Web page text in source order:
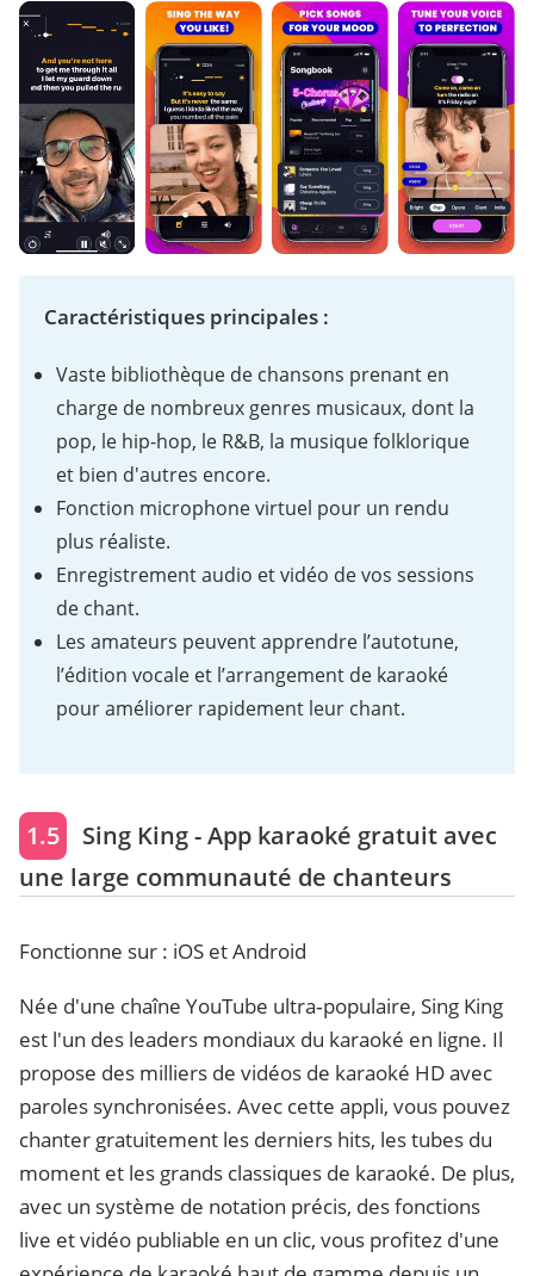
Caractéristiques principales :
Vaste bibliothèque de chansons prenant en
charge de nombreux genres musicaux, dont la
pop, le hip-hop, le R&B, la musique folklorique
et bien d'autres encore.
Fonction microphone virtuel pour un rendu
plus réaliste.
Enregistrement audio et vidéo de vos sessions
de chant.
Les amateurs peuvent apprendre l’autotune,
l’édition vocale et l’arrangement de karaoké
pour améliorer rapidement leur chant.
1.5
Sing King - App karaoké gratuit avec
une large communauté de chanteurs
Fonctionne sur : iOS et Android
Née d'une chaîne YouTube ultra‑populaire, Sing King
est l'un des leaders mondiaux du karaoké en ligne. Il
propose des milliers de vidéos de karaoké HD avec
paroles synchronisées. Avec cette appli, vous pouvez
chanter gratuitement les derniers hits, les tubes du
moment et les grands classiques de karaoké. De plus,
avec un système de notation précis, des fonctions
live et vidéo publiable en un clic, vous profitez d'une